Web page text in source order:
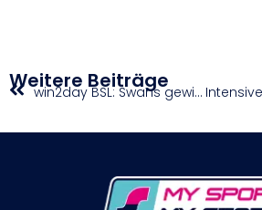
Weitere Beiträge win2day BSL: Swans gewinnen in St. Pölten